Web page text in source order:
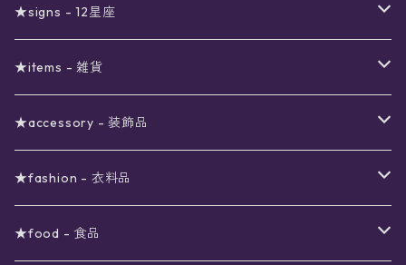
真夜中のSALE
予約限定SALE
〜1000円
〜2000円
〜3000円
〜4000円
〜5000円
12星座福袋
星の市福袋
★signs - 12星座
12星座ギフトセット
★items - 雑貨
ステーショナリー
ギフトボックス
ノート
メイクアップ
ネイルカラー
ポーチ
★accessory - 装飾品
ピアス
星
イヤリング
★fashion - 衣料品
ワンピース
★food - 食品